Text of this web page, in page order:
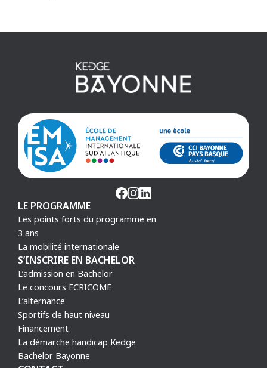
LE PROGRAMME
Les points forts du programme en
3 ans
La mobilité internationale
S’INSCRIRE EN BACHELOR
L’admission en Bachelor
Le concours ECRICOME
L’alternance
Sportifs de haut niveau
Financement
La démarche handicap Kedge
Bachelor Bayonne